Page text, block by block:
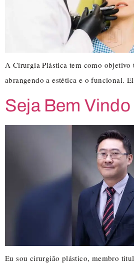
A Cirurgia Plástica tem como objetivo
abrangendo a estética e o funcional.
Seja Bem Vindo
Eu sou cirurgião plástico, membro